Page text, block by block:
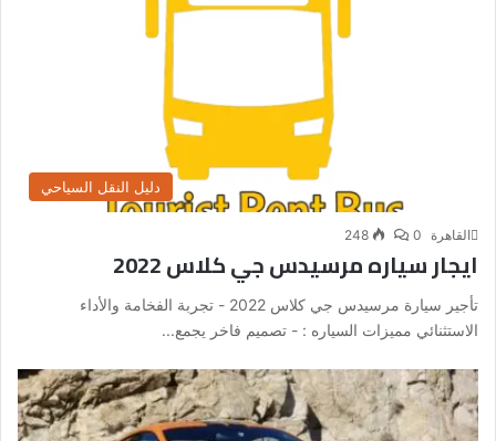
دليل النقل السياحي
القاهرة 0
248
ايجار سياره مرسيدس جي كلاس 2022
تأجير سيارة مرسيدس جي كلاس 2022 - تجربة الفخامة والأداء
الاستثنائي مميزات السياره : - تصميم فاخر يجمع...